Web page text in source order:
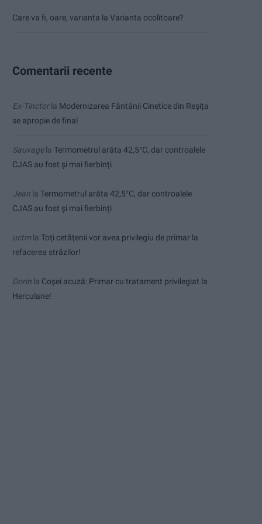
Care va fi, oare, varianta la Varianta ocolitoare?
Comentarii recente
Ex-Tinctorla Modernizarea Fântânii Cinetice din Reșița
se apropie de final
Sauvagela Termometrul arăta 42,5°C, dar controalele
CJAS au fost și mai fierbinți
Jean la Termometrul arăta 42,5°C, dar controalele
CJAS au fost și mai fierbinți
uctmla Toți cetățenii vor avea privilegiu de primar la
refacerea străzilor!
Dorin la Coșei acuză: Primar cu tratament privilegiat la
Herculane!